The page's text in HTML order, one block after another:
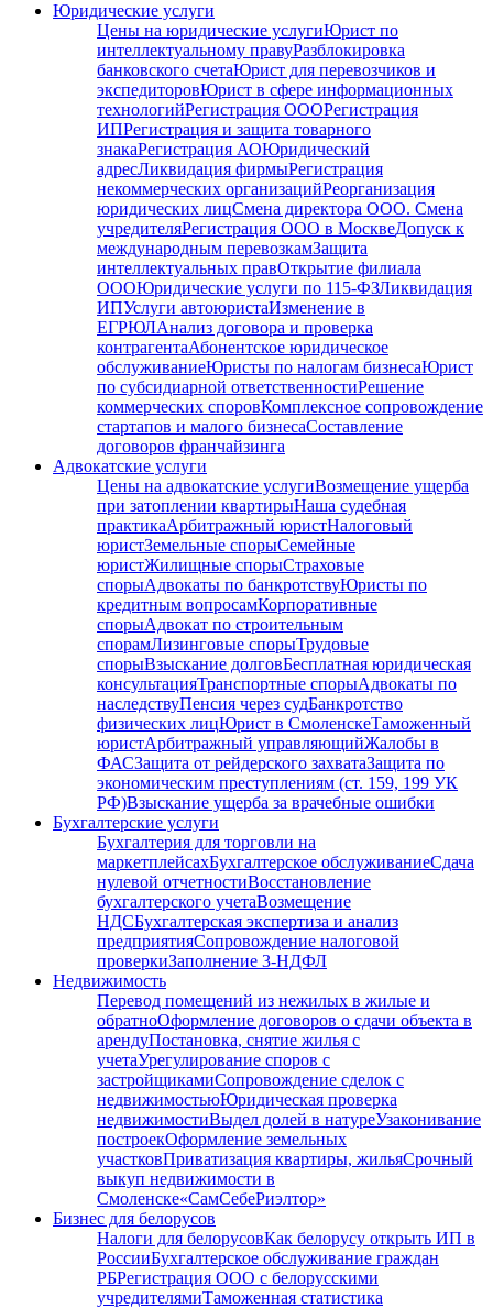
Юридические услуги
Цены на юридические услугиЮрист по
интеллектуальному правуРазблокировка
банковского счетаЮрист для перевозчиков и
экспедиторовЮрист в сфере информационных
технологийРегистрация ОООРегистрация
ИПРегистрация и защита товарного
знакаРегистрация АОЮридический
адресЛиквидация фирмыРегистрация
некоммерческих организацийРеорганизация
юридических лицСмена директора ООО. Смена
учредителяРегистрация ООО в МосквеДопуск к
международным перевозкамЗащита
интеллектуальных правОткрытие филиала
ОООЮридические услуги по 115-ФЗЛиквидация
ИПУслуги автоюристаИзменение в
ЕГРЮЛАнализ договора и проверка
контрагентаАбонентское юридическое
обслуживаниеЮристы по налогам бизнесаЮрист
по субсидиарной ответственностиРешение
коммерческих споровКомплексное сопровождение
стартапов и малого бизнесаСоставление
договоров франчайзинга
Адвокатские услуги
Цены на адвокатские услугиВозмещение ущерба
при затоплении квартирыНаша судебная
практикаАрбитражный юристНалоговый
юристЗемельные спорыСемейные
юристЖилищные спорыСтраховые
спорыАдвокаты по банкротствуЮристы по
кредитным вопросамКорпоративные
спорыАдвокат по строительным
спорамЛизинговые спорыТрудовые
спорыВзыскание долговБесплатная юридическая
консультацияТранспортные спорыАдвокаты по
наследствуПенсия через судБанкротство
физических лицЮрист в СмоленскеТаможенный
юристАрбитражный управляющийЖалобы в
ФАСЗащита от рейдерского захватаЗащита по
экономическим преступлениям (ст. 159, 199 УК
РФ)Взыскание ущерба за врачебные ошибки
Бухгалтерские услуги
Бухгалтерия для торговли на
маркетплейсахБухгалтерское обслуживаниеСдача
нулевой отчетностиВосстановление
бухгалтерского учетаВозмещение
НДСБухгалтерская экспертиза и анализ
предприятияСопровождение налоговой
проверкиЗаполнение 3-НДФЛ
Недвижимость
Перевод помещений из нежилых в жилые и
обратноОформление договоров о сдачи объекта в
арендуПостановка, снятие жилья с
учетаУрегулирование споров с
застройщикамиСопровождение сделок с
недвижимостьюЮридическая проверка
недвижимостиВыдел долей в натуреУзаконивание
построекОформление земельных
участковПриватизация квартиры, жильяСрочный
выкуп недвижимости в
Cмоленске«СамСебеРиэлтор»
Бизнес для белорусов
Налоги для белорусовКак белорусу открыть ИП в
РоссииБухгалтерское обслуживание граждан
РБРегистрация ООО с белорусскими
учредителямиТаможенная статистика